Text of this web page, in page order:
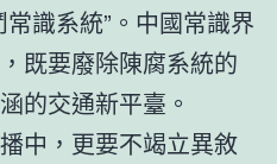
識系統”。中國常識界
既要廢除陳腐系統的
的交通新平臺。
中，更要不竭立異敘